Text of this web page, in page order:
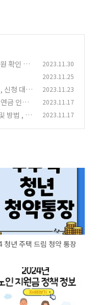
확인 및
2023.11.30
2023.11.25
신청 대상
2023.11.23
금 인상 ,
(0)
2023.11.17
방법 , 지
2023.11.17
청년 주택 드림 청약 통장